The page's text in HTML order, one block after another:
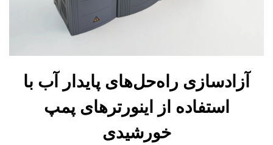
آزادسازی راه‌حل‌های پایدار آب با
استفاده از اینورترهای پمپ
خورشیدی